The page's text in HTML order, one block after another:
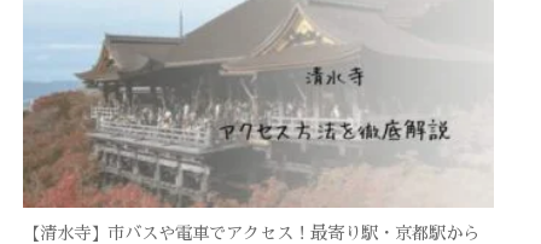
【清水寺】市バスや電車でアクセス！最寄り駅・京都駅から